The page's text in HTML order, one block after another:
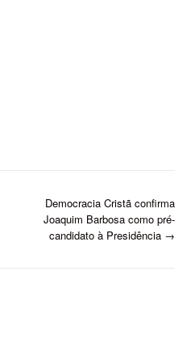
Democracia Cristã confirma
Joaquim Barbosa como pré-
candidato à Presidência →